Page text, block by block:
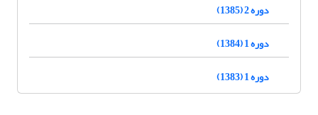
دوره 2 (1385)
دوره 1 (1384)
دوره 1 (1383)